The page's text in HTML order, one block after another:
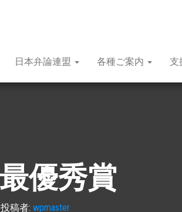
日本弁論連盟 各種ご案内 支
優秀賞
投稿者: wpmaster